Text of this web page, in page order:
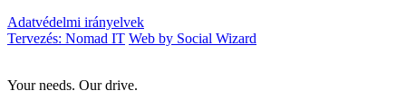
Adatvédelmi irányelvek
Tervezés: Nomad IT Web by Social Wizard
Your needs. Our drive.